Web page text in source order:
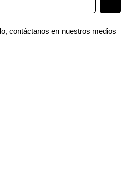
contáctanos en nuestros medios